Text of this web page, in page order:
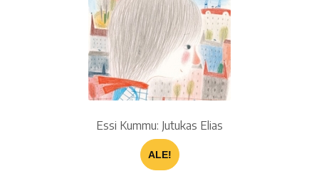
Essi Kummu: Jutukas Elias
ALE!